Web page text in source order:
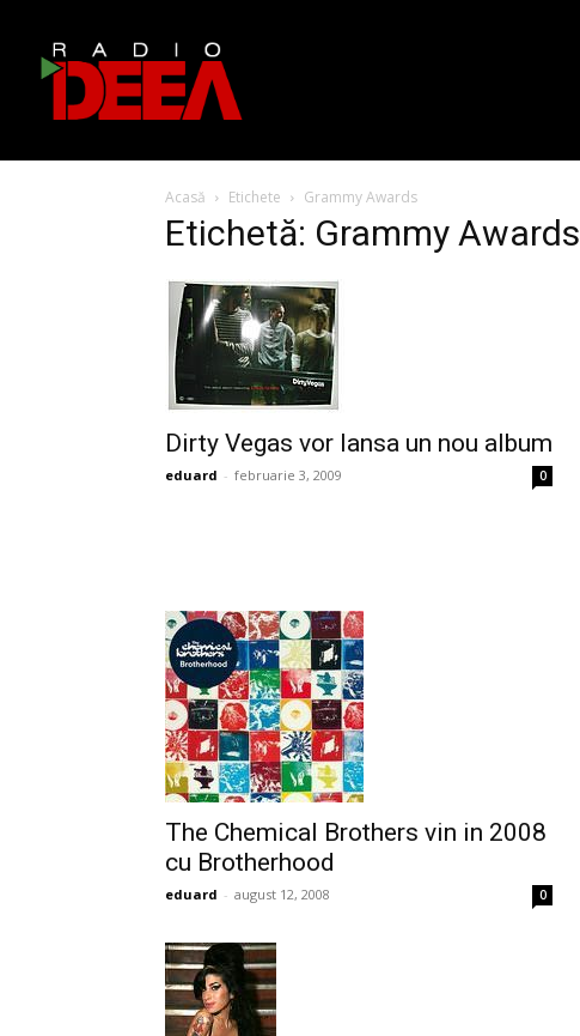
Acasă Etichete Grammy Awards
Etichetă: Grammy Awards
Dirty Vegas vor lansa un nou album
eduard - februarie 3, 2009 0
The Chemical Brothers vin in 2008
cu Brotherhood
eduard - august 12, 2008 0